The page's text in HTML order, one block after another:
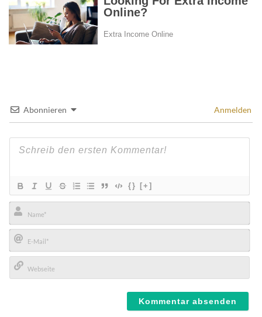
Abonnieren Anmelden
{} [+]
Name*
E-
Mail*